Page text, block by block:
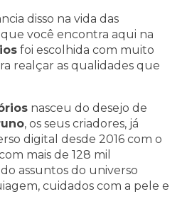
disso na vida das
você encontra aqui na
foi escolhida com muito
realçar as qualidades que
nasceu do desejo de
, os seus criadores, já
digital desde 2016 com o
mais de 128 mil
assuntos do universo
cuidados com a pele e